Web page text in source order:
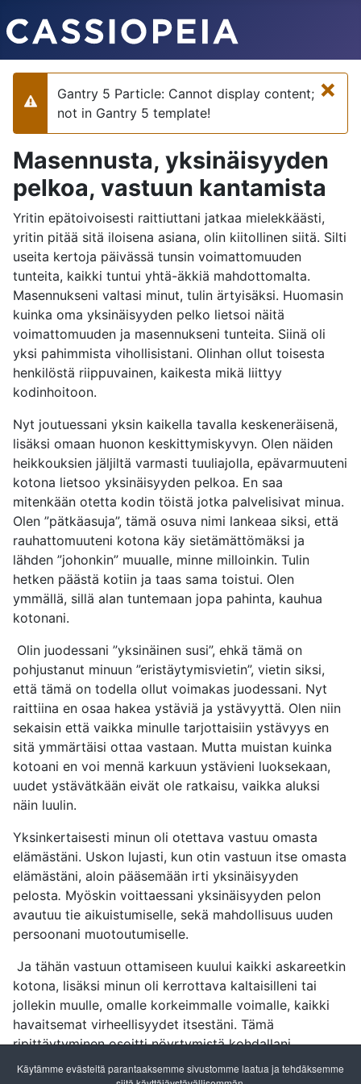
×
Varoitus
Gantry 5 Particle: Cannot display content;
not in Gantry 5 template!
Masennusta, yksinäisyyden
pelkoa, vastuun kantamista
Yritin epätoivoisesti raittiuttani jatkaa mielekkäästi,
yritin pitää sitä iloisena asiana, olin kiitollinen siitä. Silti
useita kertoja päivässä tunsin voimattomuuden
tunteita, kaikki tuntui yhtä-äkkiä mahdottomalta.
Masennukseni valtasi minut, tulin ärtyisäksi. Huomasin
kuinka oma yksinäisyyden pelko lietsoi näitä
voimattomuuden ja masennukseni tunteita. Siinä oli
yksi pahimmista vihollisistani. Olinhan ollut toisesta
henkilöstä riippuvainen, kaikesta mikä liittyy
kodinhoitoon.
Nyt joutuessani yksin kaikella tavalla keskeneräisenä,
lisäksi omaan huonon keskittymiskyvyn. Olen näiden
heikkouksien jäljiltä varmasti tuuliajolla, epävarmuuteni
kotona lietsoo yksinäisyyden pelkoa. En saa
mitenkään otetta kodin töistä jotka palvelisivat minua.
Olen ”pätkäasuja”, tämä osuva nimi lankeaa siksi, että
rauhattomuuteni kotona käy sietämättömäksi ja
lähden ”johonkin” muualle, minne milloinkin. Tulin
hetken päästä kotiin ja taas sama toistui. Olen
ymmällä, sillä alan tuntemaan jopa pahinta, kauhua
kotonani.
Olin juodessani ”yksinäinen susi”, ehkä tämä on
pohjustanut minuun ”eristäytymisvietin”, vietin siksi,
että tämä on todella ollut voimakas juodessani. Nyt
raittiina en osaa hakea ystäviä ja ystävyyttä. Olen niin
sekaisin että vaikka minulle tarjottaisiin ystävyys en
sitä ymmärtäisi ottaa vastaan. Mutta muistan kuinka
kotoani en voi mennä karkuun ystävieni luoksekaan,
uudet ystävätkään eivät ole ratkaisu, vaikka aluksi
näin luulin.
Yksinkertaisesti minun oli otettava vastuu omasta
elämästäni. Uskon lujasti, kun otin vastuun itse omasta
elämästäni, aloin pääsemään irti yksinäisyyden
pelosta. Myöskin voittaessani yksinäisyyden pelon
avautuu tie aikuistumiselle, sekä mahdollisuus uuden
persoonani muotoutumiselle.
Ja tähän vastuun ottamiseen kuului kaikki askareetkin
kotona, lisäksi minun oli kerrottava kaltaisilleni tai
jollekin muulle, omalle korkeimmalle voimalle, kaikki
havaitsemat virheellisyydet itsestäni. Tämä
ripittäytyminen osoitti nöyrtymistä kohdallani.
Paljastaessani itseni ja pahimmatkin ongelmat, jotka
Käytämme evästeitä parantaaksemme sivustomme laatua ja tehdäksemme